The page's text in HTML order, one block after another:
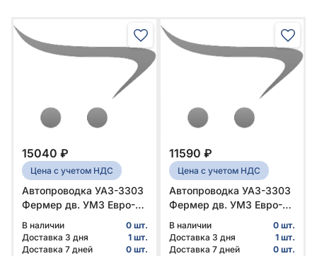
15040 ₽
Цена с учетом НДС
Автопроводка УАЗ-3303
Фермер дв. УМЗ Евро-3
УАЗ
В наличии
0 шт.
Доставка 3 дня
1 шт.
Доставка 7 дней
0 шт.
11590 ₽
Цена с учетом НДС
Автопроводка УАЗ-3303
Фермер дв. УМЗ Евро-3
УАЗ
В наличии
0 шт.
Доставка 3 дня
1 шт.
Доставка 7 дней
0 шт.